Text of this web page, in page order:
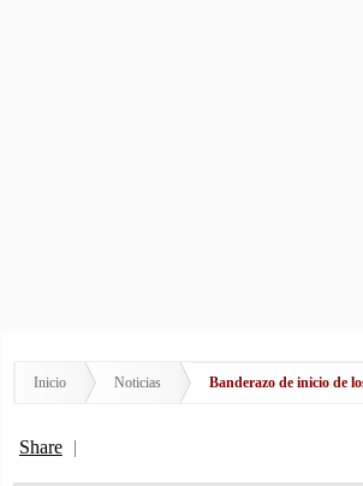
Inicio Noticias Banderazo de inicio de
Share |